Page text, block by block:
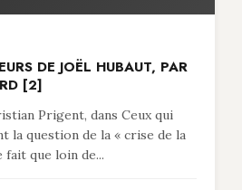
DE JOËL HUBAUT, PAR
[2]
Prigent, dans Ceux qui
la question de la « crise de la
fait que loin de...